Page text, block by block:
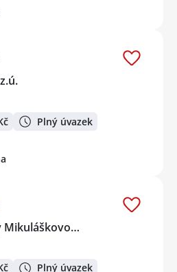
Plný úvazek
Mikuláškovo…
Plný úvazek